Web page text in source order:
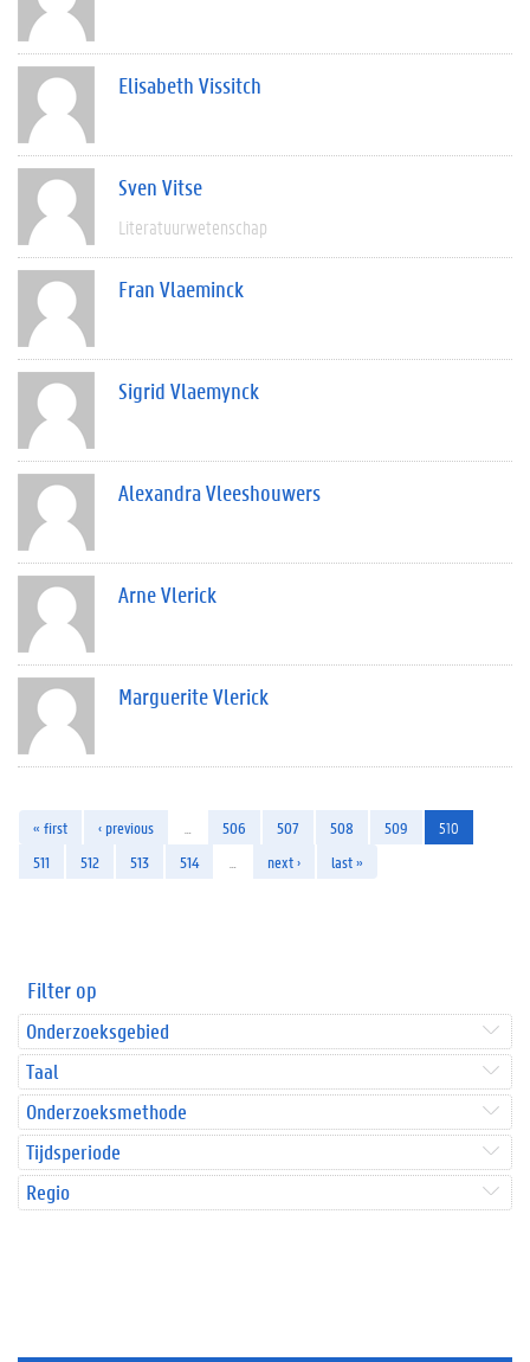
Elisabeth Vissitch
Sven Vitse
Literatuurwetenschap
Fran Vlaeminck
Sigrid Vlaemynck
Alexandra Vleeshouwers
Arne Vlerick
Marguerite Vlerick
« first ‹ previous 506 507 508 509
510
511
512 513 514 next › last »
Filter op
Onderzoeksgebied
Taal
Onderzoeksmethode
Tijdsperiode
Regio